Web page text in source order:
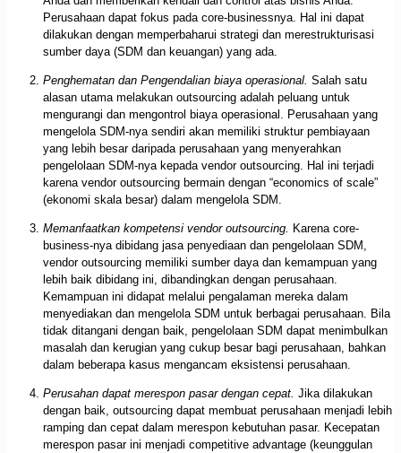
Perusahaan dapat fokus pada core-businessnya. Hal ini dapat
dilakukan dengan memperbaharui strategi dan merestrukturisasi
sumber daya (SDM dan keuangan) yang ada.
Penghematan dan Pengendalian biaya operasional. Salah satu
alasan utama melakukan outsourcing adalah peluang untuk
mengurangi dan mengontrol biaya operasional. Perusahaan yang
mengelola SDM-nya sendiri akan memiliki struktur pembiayaan
yang lebih besar daripada perusahaan yang menyerahkan
pengelolaan SDM-nya kepada vendor outsourcing. Hal ini terjadi
karena vendor outsourcing bermain dengan “economics of scale”
(ekonomi skala besar) dalam mengelola SDM.
Memanfaatkan kompetensi vendor outsourcing. Karena core-
business-nya dibidang jasa penyediaan dan pengelolaan SDM,
vendor outsourcing memiliki sumber daya dan kemampuan yang
lebih baik dibidang ini, dibandingkan dengan perusahaan.
Kemampuan ini didapat melalui pengalaman mereka dalam
menyediakan dan mengelola SDM untuk berbagai perusahaan. Bila
tidak ditangani dengan baik, pengelolaan SDM dapat menimbulkan
masalah dan kerugian yang cukup besar bagi perusahaan, bahkan
dalam beberapa kasus mengancam eksistensi perusahaan.
Perusahan dapat merespon pasar dengan cepat. Jika dilakukan
dengan baik, outsourcing dapat membuat perusahaan menjadi lebih
ramping dan cepat dalam merespon kebutuhan pasar. Kecepatan
merespon pasar ini menjadi competitive advantage (keunggulan